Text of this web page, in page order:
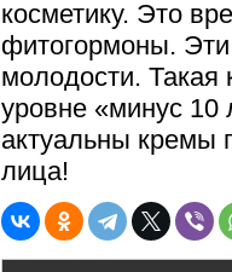
косметику. Это
фитогормоны. Эти
молодости. Такая
уровне «минус 10
актуальны кремы
лица!